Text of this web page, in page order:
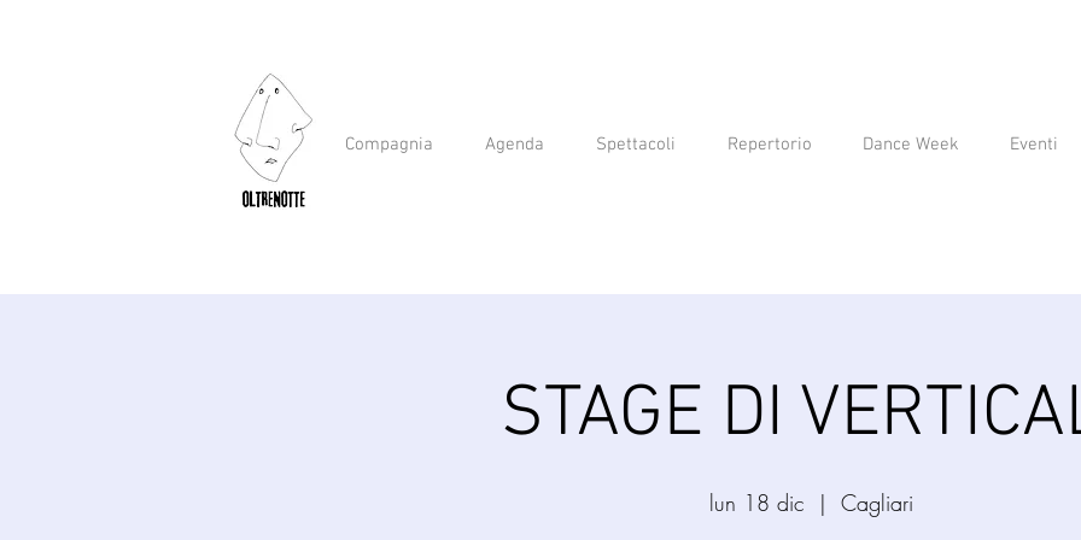
Compagnia Agenda Spettacoli Repertorio Dance Week Eventi
STAGE DI
lun 18 dic
  |
Cagliari